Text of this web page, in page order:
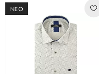
ΝΕΟ